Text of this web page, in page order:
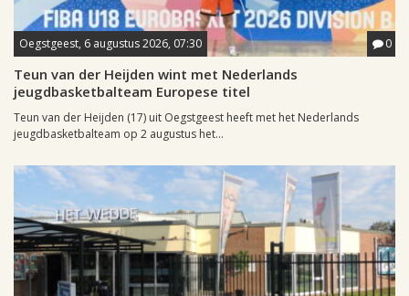
Oegstgeest, 6 augustus 2026, 07:30 0
Teun van der Heijden wint met Nederlands
jeugdbasketbalteam Europese titel
Teun van der Heijden (17) uit Oegstgeest heeft met het Nederlands
jeugdbasketbalteam op 2 augustus het...